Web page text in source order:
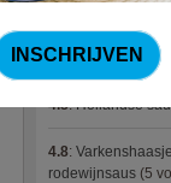
4.8:
4.8:Hollandse
4.8:
rodewijnsaus (5